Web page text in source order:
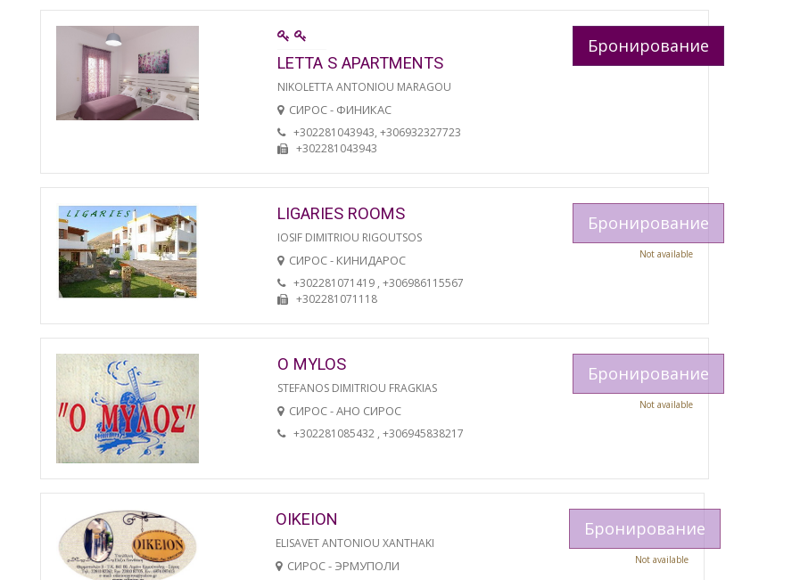
LETTA S APARTMENTS
NIKOLETTA ANTONIOU MARAGOU
СИРОС - ФИНИКАС
+302281043943, +306932327723
+302281043943
Бронирование
LIGARIES ROOMS
IOSIF DIMITRIOU RIGOUTSOS
СИРОС - КИНИДАРОС
+302281071419 , +306986115567
+302281071118
Бронирование
Not available
O MYLOS
STEFANOS DIMITRIOU FRAGKIAS
СИРОС - АНО СИРОС
+302281085432 , +306945838217
Бронирование
Not available
OIKEION
ELISAVET ANTONIOU XANTHAKI
СИРОС - ЭРМУПОЛИ
Бронирование
Not available